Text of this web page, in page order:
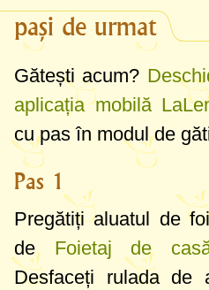
pași de urmat
Gătești acum?
aplicația mobilă
cu pas în modul de
Pas 1
Pregătiți aluatul de
de Foietaj de
Desfaceți rulada de